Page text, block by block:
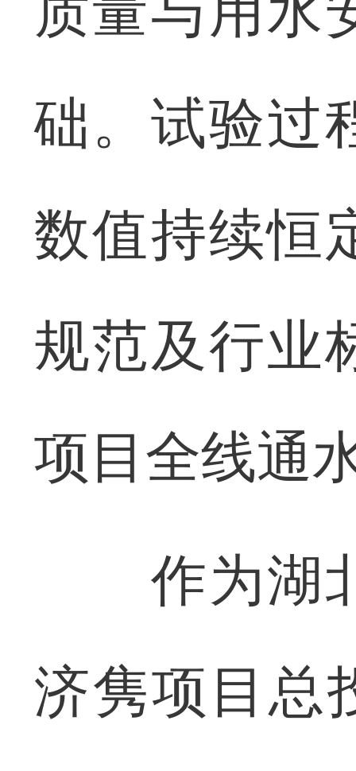
础。试验过
数值持续恒
规范及行业
项目全线通
作为湖北
济隽项目总